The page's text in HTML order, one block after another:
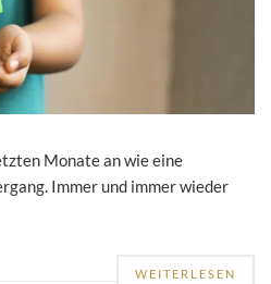
Monate an wie eine
Immer und immer wieder
WEITERLESEN